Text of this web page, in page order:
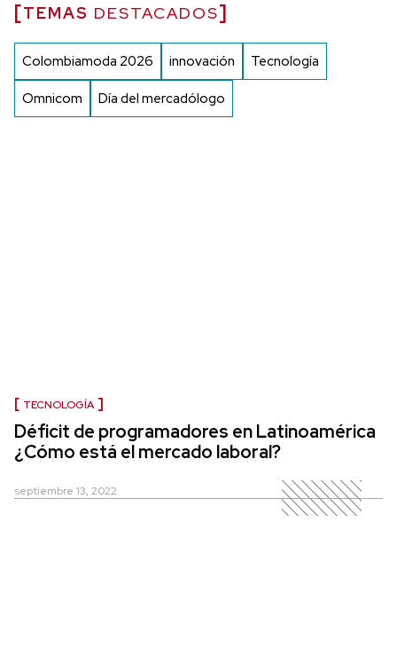
TEMAS DESTACADOS
Colombiamoda 2026 innovación Tecnología
Omnicom Día del mercadólogo
TECNOLOGÍA
Déficit de programadores en Latinoamérica
¿Cómo está el mercado laboral?
septiembre 13, 2022